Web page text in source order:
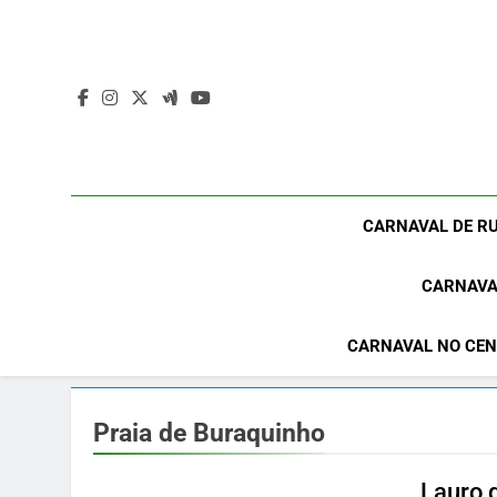
CARNAVAL DE
CARNAVAL NO
Praia de Buraquinho